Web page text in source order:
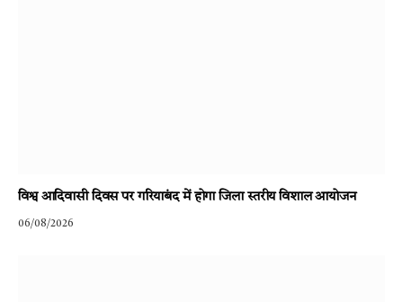
विश्व आदिवासी दिवस पर गरियाबंद में होगा जिला स्तरीय विशाल आयोजन
06/08/2026